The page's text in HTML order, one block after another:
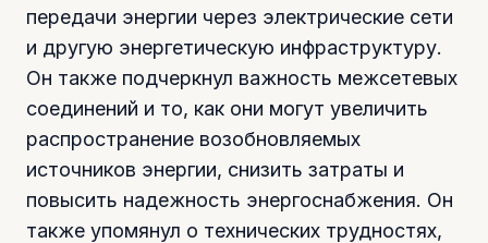
передачи энергии через электрические сети
и другую энергетическую инфраструктуру.
Он также подчеркнул важность межсетевых
соединений и то, как они могут увеличить
распространение возобновляемых
источников энергии, снизить затраты и
повысить надежность энергоснабжения. Он
также упомянул о технических трудностях,